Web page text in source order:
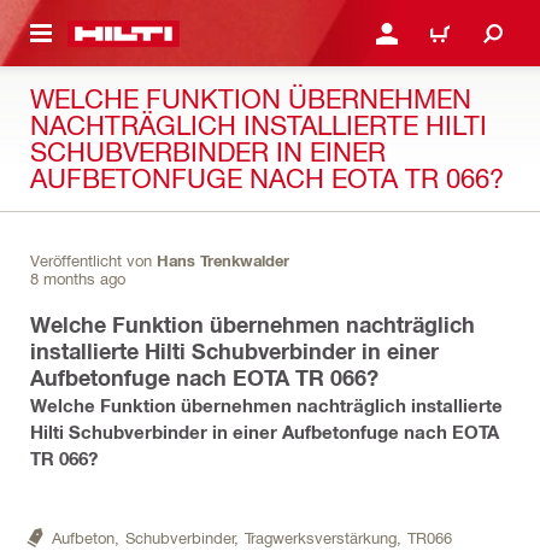
ANMELDEN ODER
WARENKORB
WELCHE FUNKTION ÜBERNEHMEN
NACHTRÄGLICH INSTALLIERTE HILTI
SCHUBVERBINDER IN EINER
AUFBETONFUGE NACH EOTA TR 066?
Veröffentlicht von Hans Trenkwalder
8 months ago
Welche Funktion übernehmen nachträglich
installierte Hilti Schubverbinder in einer
Aufbetonfuge nach EOTA TR 066?
Welche Funktion übernehmen nachträglich installierte
Hilti Schubverbinder in einer Aufbetonfuge nach EOTA
TR 066?
Aufbeton, Schubverbinder, Tragwerksverstärkung, TR066